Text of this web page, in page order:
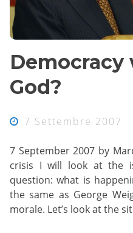
God?
7 Settembre 2007
7 September 2007 by
crisis I will look at the
question: what is
the same as George
morale. Let’s look at the